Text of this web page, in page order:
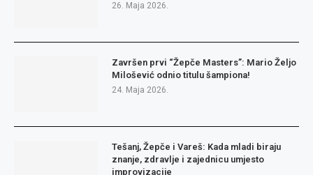
26. Maja 2026.
Završen prvi “Žepče Masters”: Mario Željo
Milošević odnio titulu šampiona!
24. Maja 2026.
Tešanj, Žepče i Vareš: Kada mladi biraju
znanje, zdravlje i zajednicu umjesto
improvizacije